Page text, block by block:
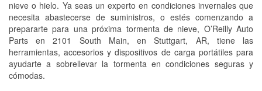
nieve o hielo. Ya seas un experto en condiciones invernales que
necesita abastecerse de suministros, o estés comenzando a
prepararte para una próxima tormenta de nieve, O’Reilly Auto
Parts en 2101 South Main, en Stuttgart, AR, tiene las
herramientas, accesorios y dispositivos de carga portátiles para
ayudarte a sobrellevar la tormenta en condiciones seguras y
cómodas.
Snowstorm Supplies
Tornado Supplies
Conoce más